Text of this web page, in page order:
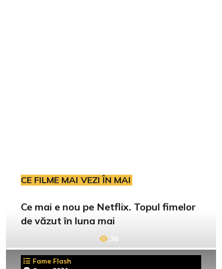
CE FILME MAI VEZI ÎN MAI
Ce mai e nou pe Netflix. Topul fimelor
de văzut în luna mai
36
Fame Flash